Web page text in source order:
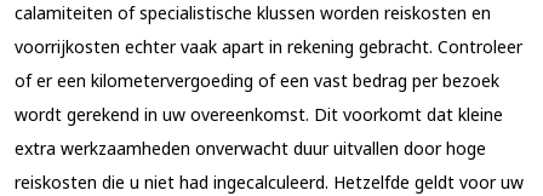
calamiteiten of specialistische klussen worden reiskosten en
voorrijkosten echter vaak apart in rekening gebracht. Controleer
of er een kilometervergoeding of een vast bedrag per bezoek
wordt gerekend in uw overeenkomst. Dit voorkomt dat kleine
extra werkzaamheden onverwacht duur uitvallen door hoge
reiskosten die u niet had ingecalculeerd. Hetzelfde geldt voor uw